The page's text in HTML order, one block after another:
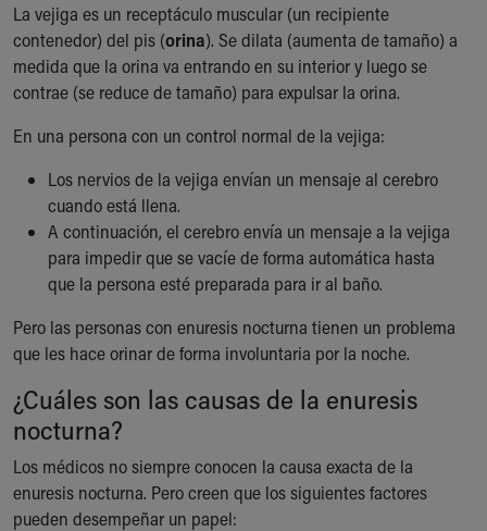
Connect With Us
Our Culture of Caring
Newsroom
Our Leadership
Unity and Engagement
Women's Board
Our History
More childhood, please.™
Cincinnati Children's
Your Visit
MyChart Telehealth Visits
Directions
Doggie Brigade
Financial Services
Rest Accommodations
Visiting
Gift Shop
Department of Public Safety
La vejiga es un receptáculo muscular (un recipiente
contenedor) del pis (orina). Se dilata (aumenta de tamaño) a
medida que la orina va entrando en su interior y luego se
contrae (se reduce de tamaño) para expulsar la orina.
En una persona con un control normal de la vejiga:
Los nervios de la vejiga envían un mensaje al cerebro
cuando está llena.
A continuación, el cerebro envía un mensaje a la vejiga
para impedir que se vacíe de forma automática hasta
que la persona esté preparada para ir al baño.
Pero las personas con enuresis nocturna tienen un problema
que les hace orinar de forma involuntaria por la noche.
¿Cuáles son las causas de la enuresis
nocturna?
Los médicos no siempre conocen la causa exacta de la
enuresis nocturna. Pero creen que los siguientes factores
pueden desempeñar un papel: